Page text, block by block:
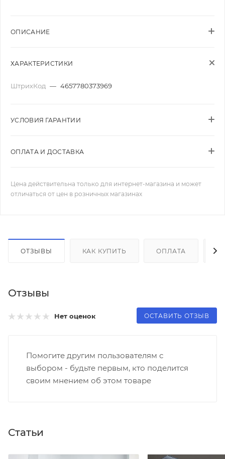
ОПИСАНИЕ
ХАРАКТЕРИСТИКИ
ШтрихКод — 4657780373969
УСЛОВИЯ ГАРАНТИИ
ОПЛАТА И ДОСТАВКА
Цена действительна только для интернет-магазина и может
отличаться от цен в розничных магазинах
ОТЗЫВЫ КАК КУПИТЬ ОПЛАТА
Отзывы
Нет оценок ОСТАВИТЬ ОТЗЫВ
Помогите другим пользователям с
выбором - будьте первым, кто поделится
своим мнением об этом товаре
Статьи